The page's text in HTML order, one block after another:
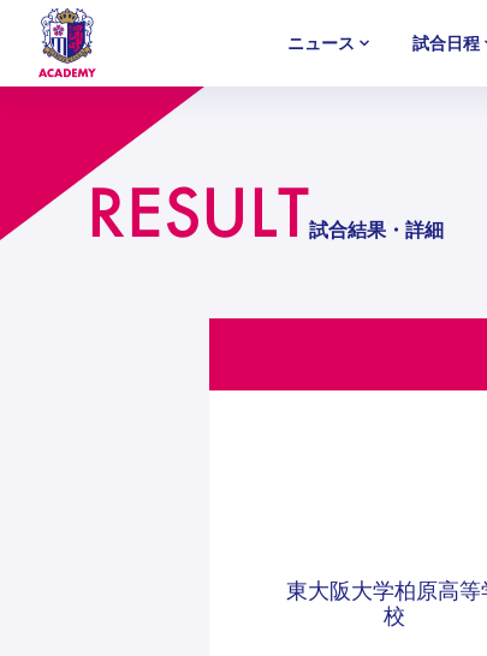
ニュース
ニュース
U-12
試合日程
試合日程
U-12
選手
U-12
セレクション
RESULT試合結果・詳細
東大阪大学柏原高等
校